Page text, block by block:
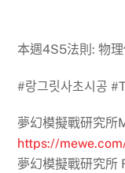
本週4S5法則: 物
#랑그릿사초시공
夢幻模擬戰研究所
https://
夢幻模擬戰研究所